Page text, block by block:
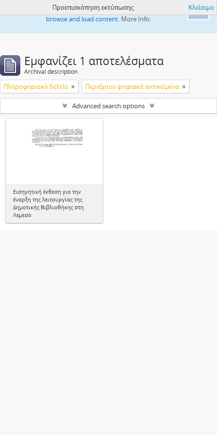
Ok
This website uses cookies to enhance your ability to
browse and load content. More Info.
Προεπισκόπηση εκτύπωσης Κλείσιμο
Εμφανίζει 1 αποτελέσματα
Archival description
Πληροφοριακό δελτίο Περιέχουν ψηφιακά αντικείμενα
Advanced search options
Εισηγητική έκθεση για την
έναρξη της λειτουργίας της
Δημοτικής Βιβλιοθήκης στη
Λεμεσό